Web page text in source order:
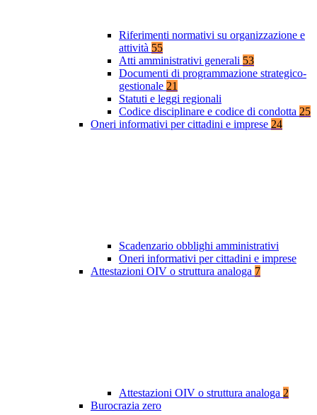
Riferimenti normativi su organizzazione e
attività 55
Atti amministrativi generali 53
Documenti di programmazione strategico-
gestionale 21
Statuti e leggi regionali
Codice disciplinare e codice di condotta 25
Oneri informativi per cittadini e imprese 24
Scadenzario obblighi amministrativi
Oneri informativi per cittadini e imprese
Attestazioni OIV o struttura analoga 7
Attestazioni OIV o struttura analoga 2
Burocrazia zero